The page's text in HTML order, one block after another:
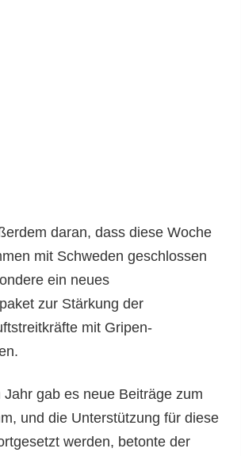
daran, dass diese Woche
mit Schweden geschlossen
ein neues
zur Stärkung der
mit Gripen-
gab es neue Beiträge zum
und die Unterstützung für diese
werden, betonte der